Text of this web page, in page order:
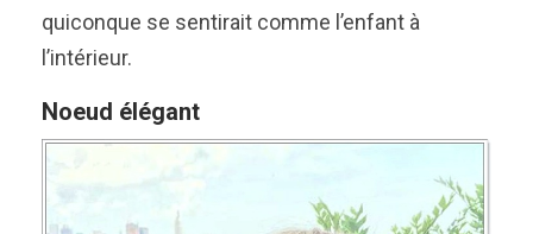
quiconque se sentirait comme l’enfant à
l’intérieur.
Noeud élégant